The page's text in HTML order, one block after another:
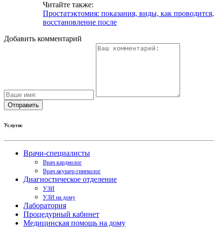
Читайте также:
Простатэктомия: показания, виды, как проводится,
восстановление после
Добавить комментарий
Услуги:
Врачи-специалисты
Врач кардиолог
Врач акушер-гинеколог
Диагностическое отделение
УЗИ
УЗИ на дому
Лаборатория
Процедурный кабинет
Медицинская помощь на дому